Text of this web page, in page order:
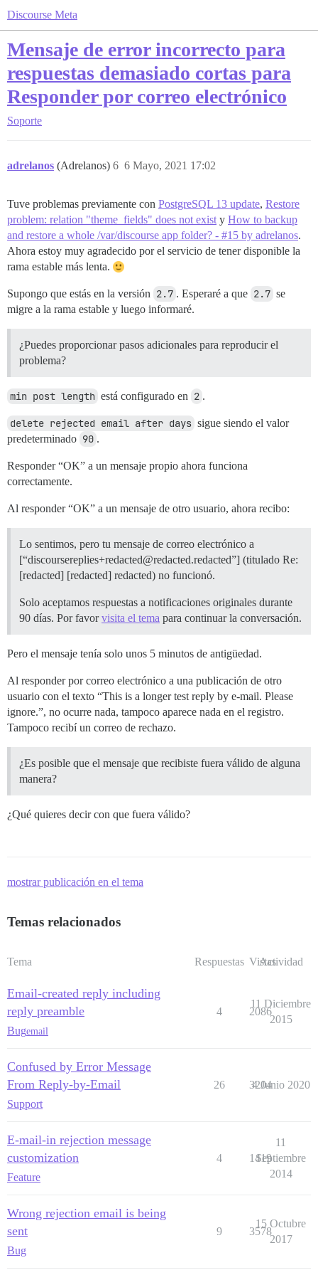
Discourse Meta
Mensaje de error incorrecto para
respuestas demasiado cortas para
Responder por correo electrónico
Soporte
adrelanos (Adrelanos) 6 Mayo, 2021 17:02
6
Tuve problemas previamente con PostgreSQL 13 update, Restore
problem: relation "theme_fields" does not exist y How to backup
and restore a whole /var/discourse app folder? - #15 by adrelanos.
Ahora estoy muy agradecido por el servicio de tener disponible la
rama estable más lenta.
Supongo que estás en la versión 2.7 . Esperaré a que 2.7 se
migre a la rama estable y luego informaré.
¿Puedes proporcionar pasos adicionales para reproducir el
problema?
min post length está configurado en 2 .
delete rejected email after days sigue siendo el valor
predeterminado 90 .
Responder “OK” a un mensaje propio ahora funciona
correctamente.
Al responder “OK” a un mensaje de otro usuario, ahora recibo:
Lo sentimos, pero tu mensaje de correo electrónico a
[“discoursereplies+redacted@redacted.redacted”] (titulado Re:
[redacted] [redacted] redacted) no funcionó.
Solo aceptamos respuestas a notificaciones originales durante
90 días. Por favorvisita el tema para continuar la conversación.
Pero el mensaje tenía solo unos 5 minutos de antigüedad.
Al responder por correo electrónico a una publicación de otro
usuario con el texto “This is a longer test reply by e-mail. Please
ignore.”, no ocurre nada, tampoco aparece nada en el registro.
Tampoco recibí un correo de rechazo.
¿Es posible que el mensaje que recibiste fuera válido de alguna
manera?
¿Qué quieres decir con que fuera válido?
mostrar publicación en el tema
Temas relacionados
Tema Respuestas Vistas
Actividad
Email-created reply including
reply preamble
Bugemail
4 2086
11 Diciembre
2015
Confused by Error Message
From Reply-by-Email
Support
26 3204
4 Junio 2020
E-mail-in rejection message
customization
Feature
4 1419
11
Septiembre
2014
Wrong rejection email is being
sent
Bug
9 3578
15 Octubre
2017